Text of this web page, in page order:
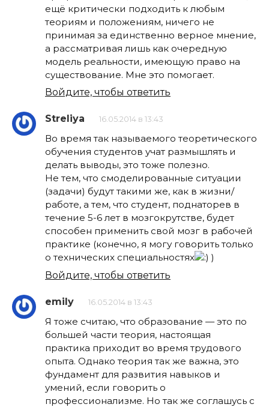
ещё критически подходить к любым
теориям и положениям, ничего не
принимая за единственно верное мнение,
а рассматривая лишь как очередную
модель реальности, имеющую право на
существование. Мне это помогает.
Войдите, чтобы ответить
Streliya 16.05.2014 в 13:43
Во время так называемого теоретического
обучения студентов учат размышлять и
делать выводы, это тоже полезно.
Не тем, что смоделированные ситуации
(задачи) будут такими же, как в жизни/
работе, а тем, что студент, поднаторев в
течение 5-6 лет в мозгокрутстве, будет
способен применить свой мозг в рабочей
практике (конечно, я могу говорить только
о технических специальностях
)
Войдите, чтобы ответить
emily 16.05.2014 в 13:43
Я тоже считаю, что образование — это по
большей части теория, настоящая
практика приходит во время трудового
опыта. Однако теория так же важна, это
фундамент для развития навыков и
умений, если говорить о
профессионализме. Но так же соглашусь с